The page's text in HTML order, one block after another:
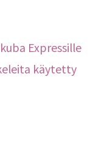
Expressille
käytetty